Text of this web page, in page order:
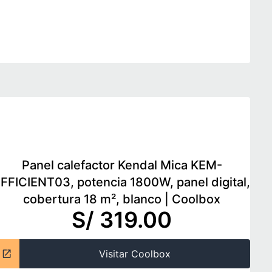
Panel calefactor Kendal Mica KEM-
potencia 1800W, panel digital,
cobertura 18 m², blanco
Coolbox
S/ 319.00
Visitar Coolbox